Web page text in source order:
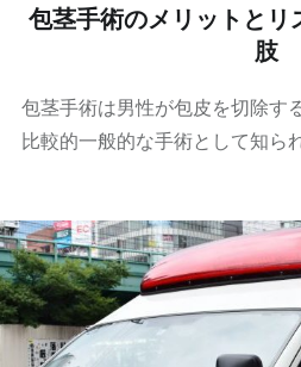
包茎手術のメリットとリ
肢
包茎手術は男性が包皮を切除す
比較的一般的な手術として知ら